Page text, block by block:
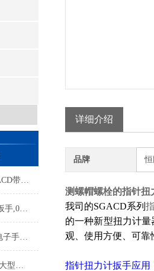
扣件扭力扳手带刻度盘,SGACD带表盘扭力扳手,带表的扭力扳手
SGACD-40简易表盘型扭力扳手,0-40N.m表盘扭力扳手测扭力
500N电子手动拉压实验机,电子手动端子拉压实验机什么牌子好
扭力扳手倍增器适用于紧固大型风力发电机的螺栓吗？
详细介绍
品牌 恒
测螺帽螺栓的指针扭
我司的SGACD系列
的一种新型扭力计
观、使用方便、可靠
指针扭力计扳手应用